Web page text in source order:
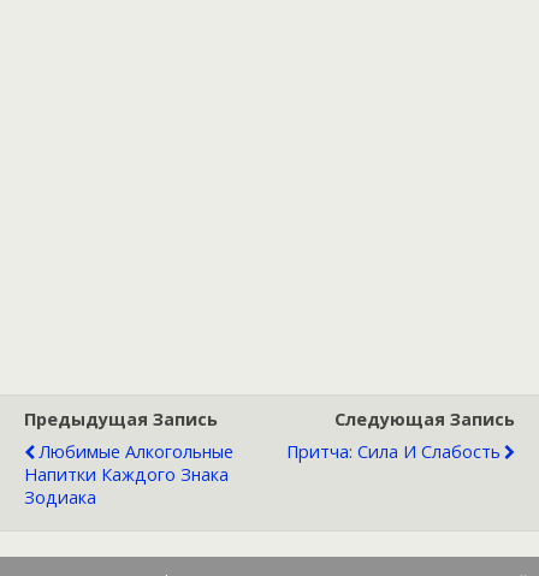
Предыдущая Запись
Любимые Алкогольные
Напитки Каждого Знака
Зодиака
Следующая Запись
Притча: Сила И Слабость